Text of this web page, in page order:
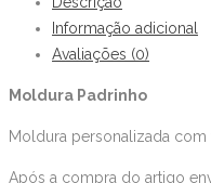
Informação adicional
Avaliações (0)
Moldura Padrinho
Moldura personalizada com
Após a compra do artigo